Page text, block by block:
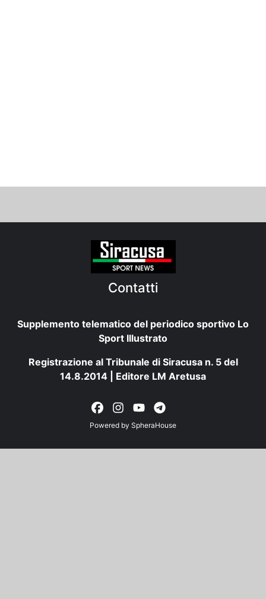
Contatti
Supplemento telematico del periodico sportivo Lo
Sport Illustrato
Registrazione al Tribunale di Siracusa n. 5 del
14.8.2014 | Editore LM Aretusa
Powered by SpheraHouse